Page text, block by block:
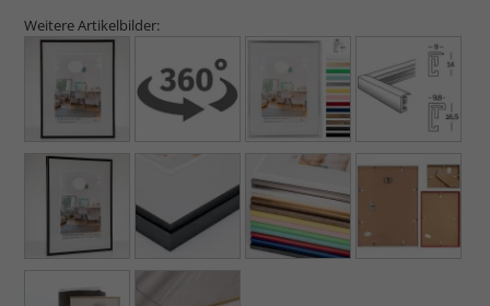
Weitere Artikelbilder: